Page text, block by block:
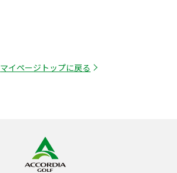
マイページトップに戻る